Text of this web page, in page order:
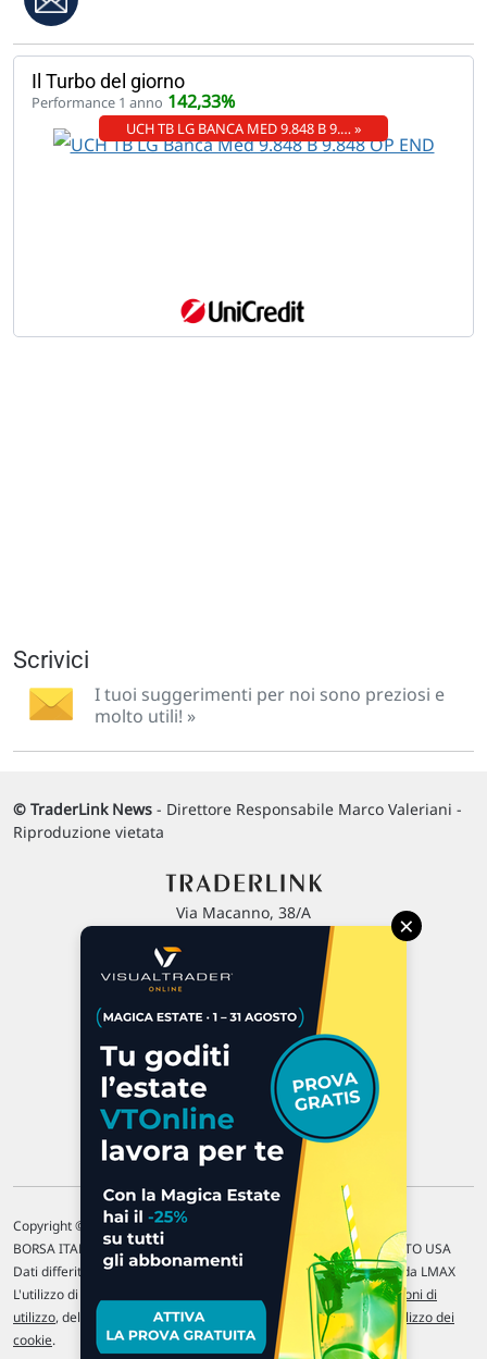
Il Turbo del giorno
Performance 1 anno 142,33%
UCH TB LG BANCA MED 9.848 B 9.… »
Scrivici
I tuoi suggerimenti per noi sono preziosi e
molto utili! »
© TraderLink News - Direttore Responsabile Marco Valeriani -
Riproduzione vietata
Via Macanno, 38/A
P.IVA 02 452 460 401
Chi siamo
Commenti e segnalazioni
Contattaci
Copyright © 1996-2026 Traderlink Italia s.r.l.
BORSA ITALIANA Quotazioni di borsa differite di 15 min. / MERCATO USA
Dati differiti di 15 min. (fonte Intrinio) / FOREX Quotazioni fornite da LMAX
L'utilizzo di questo sito implica l'accettazione delle nostre Condizioni di
utilizzo, del Disclaimer MAR, delle Politiche sulla privacye dell' Utilizzo dei
cookie.
×